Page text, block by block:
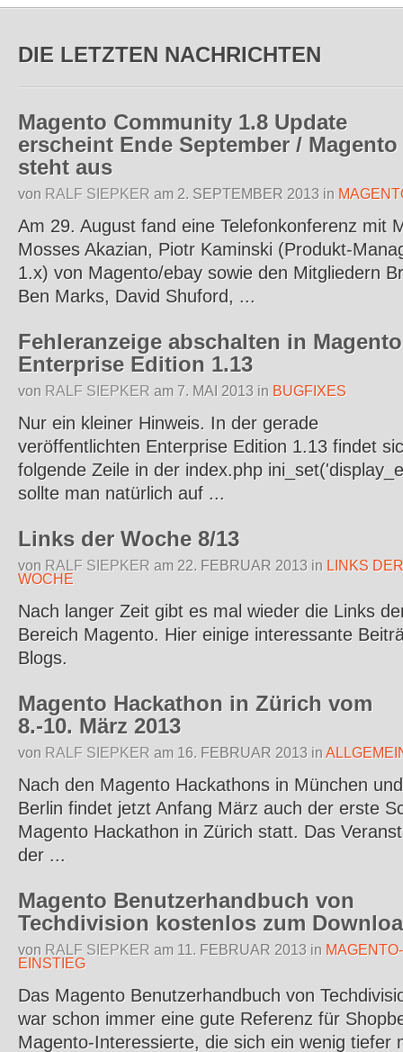
DIE LETZTEN NACHRICHTEN
Magento Community 1.8 Update
erscheint Ende September / Magento
steht aus
von RALF SIEPKER am 2. SEPTEMBER 2013 in
Am 29. August fand eine Telefonkonferenz mit
Mosses Akazian, Piotr Kaminski (Produkt-
1.x) von Magento/ebay sowie den Mitgliedern
Ben Marks, David Shuford, ...
Fehleranzeige abschalten in Magento
Enterprise Edition 1.13
von RALF SIEPKER am 7. MAI 2013 in BUGFIXES
Nur ein kleiner Hinweis. In der gerade
veröffentlichten Enterprise Edition 1.13 findet
folgende Zeile in der index.php
sollte man natürlich auf ...
Links der Woche 8/13
von RALF SIEPKER am 22. FEBRUAR 2013 in LINKS DER
WOCHE
Nach langer Zeit gibt es mal wieder die Links
Bereich Magento. Hier einige interessante
Blogs.
Magento Hackathon in Zürich vom
8.-10. März 2013
von RALF SIEPKER am 16. FEBRUAR 2013 in
Nach den Magento Hackathons in München und
Berlin findet jetzt Anfang März auch der erste
Magento Hackathon in Zürich statt. Das
der ...
Magento Benutzerhandbuch von
Techdivision kostenlos zum
von RALF SIEPKER am 11. FEBRUAR 2013 in MAGENTO-
EINSTIEG
Das Magento Benutzerhandbuch von
war schon immer eine gute Referenz für
Magento-Interessierte, die sich ein wenig tiefer